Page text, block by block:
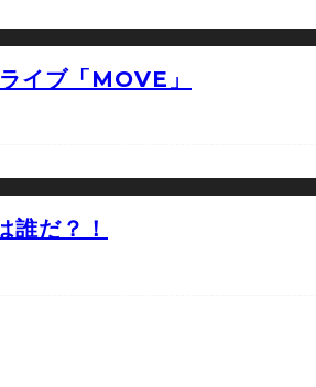
イブ「MOVE」
誰だ？！